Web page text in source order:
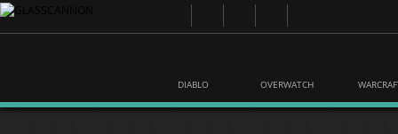
DIABLO OVERWATCH